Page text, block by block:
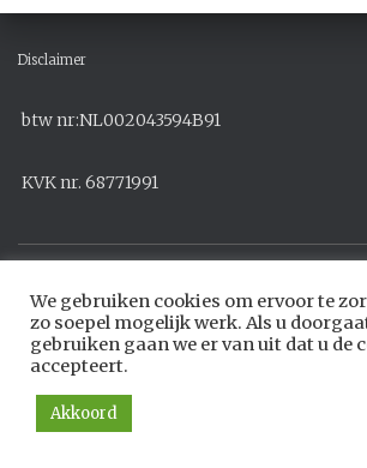
Disclaimer
btw nr:NL002043594B91
KVK nr. 68771991
PRIVACY VERKLARING EN ALGEMENE
ALGEMENE VOORWAARDEN
We gebruiken cookies om ervoor te
zo soepel mogelijk werk. Als u
gebruiken gaan we er van uit dat u de
accepteert.
Akkoord